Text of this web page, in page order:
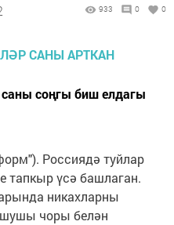
933 0 0
соңгы биш елдагы
Россиядә туйлар
тапкыр үсә башлаган.
никахларны
шушы чоры белән